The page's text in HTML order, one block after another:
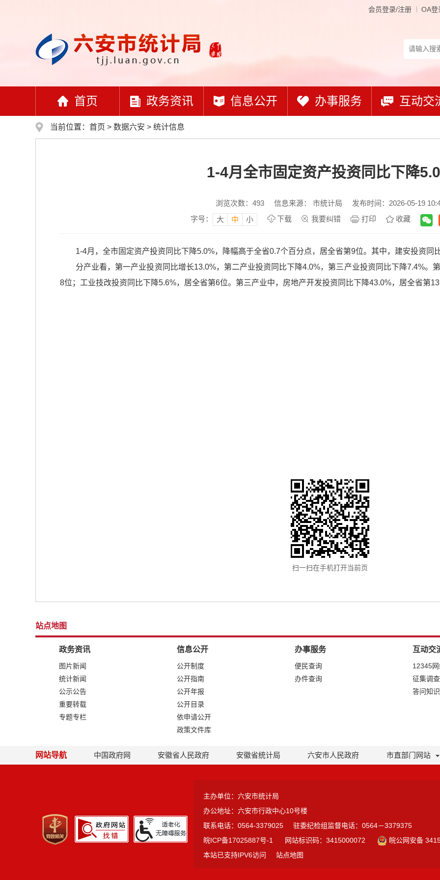
会员登录/注册 OA登
首页 政务资讯 信息公开 办事服务 互动交
当前位置： 首页 > 数据六安 > 统计信息
1-4月全市固定资产投资同比下降
浏览次数： 493 信息来源： 市统计局
发布时间：2026-05-19
字号：
大 中 小 下载 我要纠错 打印 收藏
1-4月，全市固定资产投资同比下降5.0%，降幅高于全省0.7个百分点，居全省第9位。其中，建安投资同
分产业看，第一产业投资同比增长13.0%，第二产业投资同比下降4.0%，第三产业投资同比下降7.4%。
8位；工业技改投资同比下降5.6%，居全省第6位。第三产业中，房地产开发投资同比下降43.0%，居全省第13
扫一扫在手机打开当前页
站点地图
政务资讯
图片新闻
统计新闻
公示公告
重要转载
专题专栏
信息公开
公开制度
公开指南
公开年报
公开目录
依申请公开
政策文件库
办事服务
便民查询
办件查询
互动交
12345
征集调查
答问知
网站导航 中国政府网 安徽省人民政府 安徽省统计局 六安市人民政府 市直部门网站
主办单位：六安市统计局
办公地址：六安市行政中心10号楼
联系电话：0564-3379025
驻委纪检组监督电话：0564－3379375
皖ICP备17025887号-1
网站标识码：3415000072
皖公网安备
本站已支持IPV6访问
站点地图